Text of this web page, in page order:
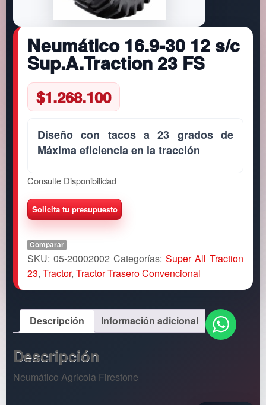
Neumático 16.9-30 12 s/c
Sup.A.Traction 23 FS
$1.268.100
Diseño con tacos a 23 grados de
Máxima eficiencia en la tracción
Consulte Disponibilidad
Comparar
SKU: 05-20002002 Categorías: Super All Traction
23, Tractor, Tractor Trasero Convencional
Descripción Información adicional
Descripción
Neumático Agricola Firestone